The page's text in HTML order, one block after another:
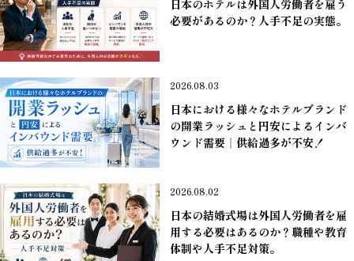
日本のホテルは外国人労働者を雇う
必要があるのか？人手不足の実態。
2026.08.03
日本における様々なホテルブランド
の開業ラッシュと円安によるインバ
ウンド需要｜供給過多が不安！
2026.08.02
日本の結婚式場は外国人労働者を雇
用する必要はあるのか？職種や教育
体制や人手不足対策。